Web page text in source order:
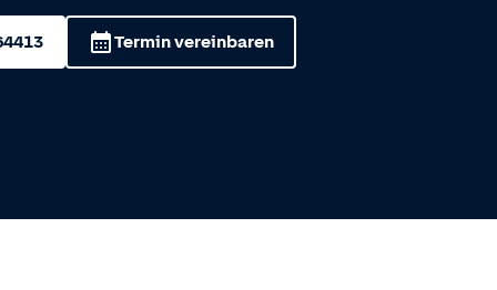
Termin vereinbaren